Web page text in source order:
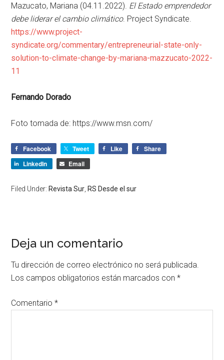
Mazucato, Mariana (04.11.2022). El Estado emprendedor
debe liderar el cambio climático. Project Syndicate.
https://www.project-
syndicate.org/commentary/entrepreneurial-state-only-
solution-to-climate-change-by-mariana-mazzucato-2022-
11
Fernando Dorado
Foto tomada de: https://www.msn.com/
Facebook Tweet Like
Share
LinkedIn
Email
Filed Under:Revista Sur ,RS Desde el sur
Deja un comentario
Tu dirección de correo electrónico no será publicada.
Los campos obligatorios están marcados con*
Comentario*